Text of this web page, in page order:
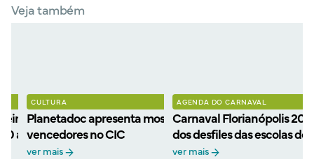
Veja também
filmes
anos com retorno ao
CULTURA
Planetadoc apresenta mostra gratuita de filmes
vencedores no CIC
ver mais
AGENDA DO CARNAVAL
Carnaval Florianópolis
dos desfiles das escolas de
ver mais